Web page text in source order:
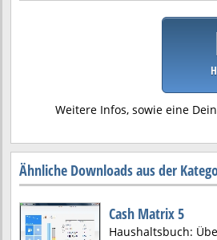
Weitere Infos, sowie eine
Ähnliche Downloads aus der
Cash Matrix 5
Haushaltsbuch: